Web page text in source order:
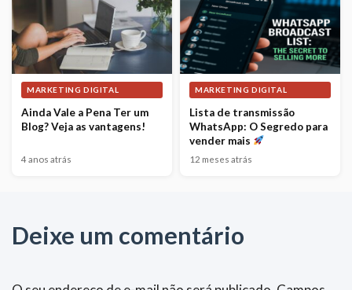
MARKETING DIGITAL
Ainda Vale a Pena Ter um
Blog? Veja as vantagens!
4 anos atrás
MARKETING DIGITAL
Lista de transmissão
WhatsApp: O Segredo para
vender mais
12 meses atrás
Deixe um comentário